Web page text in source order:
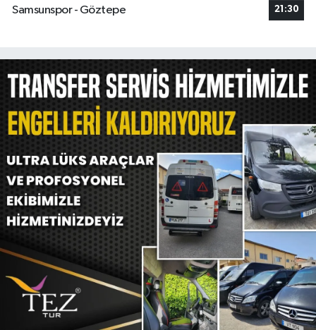
Samsunspor - Göztepe
21:30